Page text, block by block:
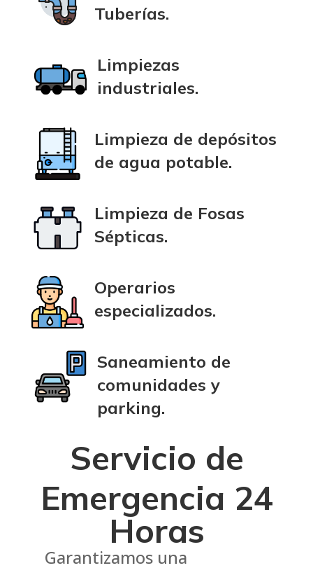
Tuberías.
Limpiezas
industriales.
Limpieza de depósitos
de agua potable.
Limpieza de Fosas
Sépticas.
Operarios
especializados.
Saneamiento de
comunidades y
parking.
Servicio de
Emergencia 24
Horas
Garantizamos una